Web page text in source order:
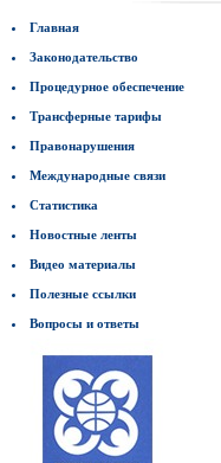
Главная
Законодательство
Процедурное обеспечение
Трансферные тарифы
Правонарушения
Международные связи
Статистика
Новостные ленты
Видео материалы
Полезные ссылки
Вопросы и ответы